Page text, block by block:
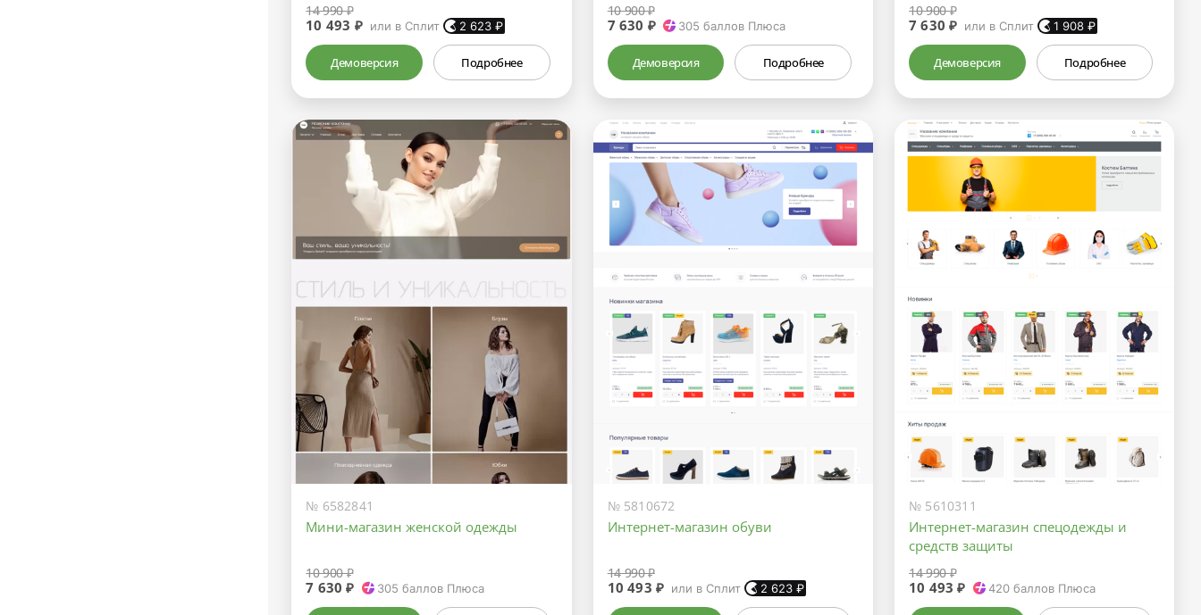
14 990 ₽
10 493 ₽ или в Сплит 2 623₽
Демоверсия Подробнее
10 900 ₽
7 630 ₽ 305 баллов Плюса
Демоверсия Подробнее
10 900 ₽
7 630 ₽ или в Сплит 1 908 ₽
Демоверсия Подробнее
№ 6582841
Мини-магазин женской одежды
10 900 ₽
7 630 ₽ 305 баллов Плюса
№ 5810672
Интернет-магазин обуви
14 990 ₽
10 493 ₽ или в Сплит 2 623 ₽
№ 5610311
Интернет-магазин спецодежды и
средств защиты
14 990 ₽
10 493 ₽ 420баллов Плюса